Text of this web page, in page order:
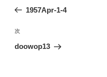
ビ
ゲ
の
稿
1957Apr-1-4
次
の
次
doowop13